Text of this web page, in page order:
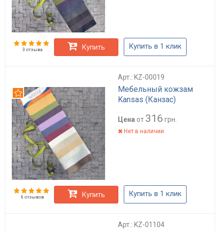
3 отзыва Купить Купить в 1 клик
Арт.: KZ-00019
Мебельный кожзам
Kansas (Канзас)
Рекомендуем
Цена от 316 грн.
Нет в наличии
6 отзывов Купить Купить в 1 клик
Арт.: KZ-01104